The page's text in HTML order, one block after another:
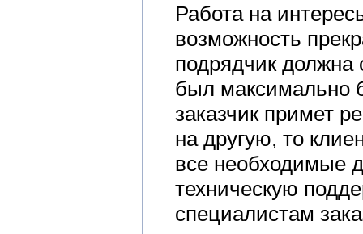
Работа на
возможность
подрядчик должна
был максимально
заказчик примет
на другую, то
все необходимые
техническую
специалистам